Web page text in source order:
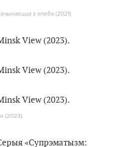
з хлеба (2021).
(2023).